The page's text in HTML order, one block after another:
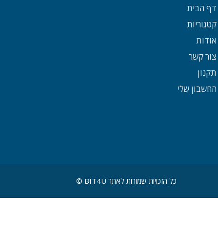
דף הבית
קטגוריות
אודות
צור קשר
תקנון
החשבון שלי
כל הזכויות שמורות לאתר BIT4U ©